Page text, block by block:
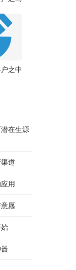
之中
在生源
道
用
愿